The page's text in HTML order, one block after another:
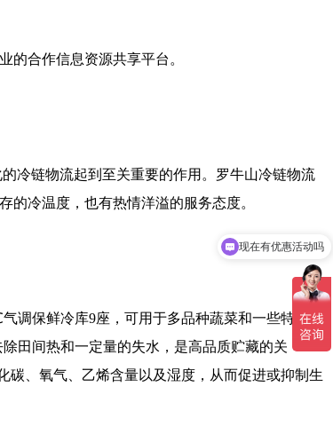
的合作信息资源共享平台。
冷链物流起到至关重要的作用。罗牛山冷链物流
冷温度，也有热情洋溢的服务态度。
调保鲜冷库9座，可用于多品种蔬菜和一些特色水
田间热和一定量的失水，是高品质贮藏的关
、氧气、乙烯含量以及湿度，从而促进或抑制生
现在有优惠活动吗